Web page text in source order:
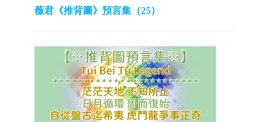
薇君《推背圖》預言集（25）